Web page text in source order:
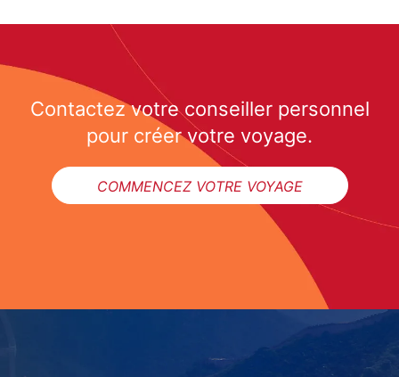
Contactez votre conseiller personnel
pour créer votre voyage.
COMMENCEZ VOTRE VOYAGE